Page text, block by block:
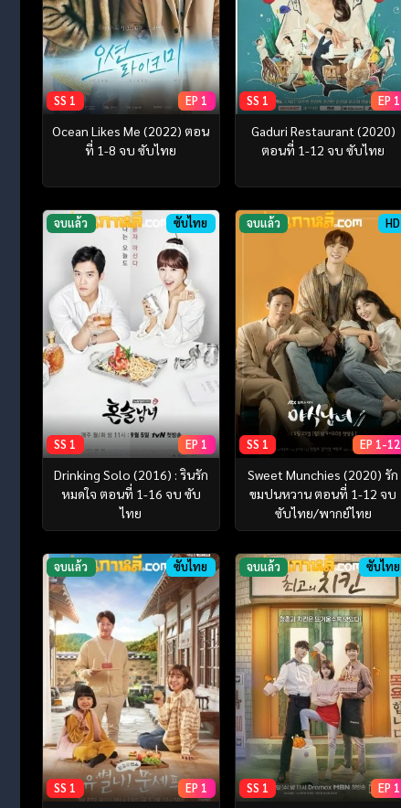
SS 1 EP 1
Ocean Likes Me (2022) ตอน
ที่ 1-8 จบ ซับไทย
SS 1 EP 1
Gaduri Restaurant (2020)
ตอนที่ 1-12 จบ ซับไทย
จบแล้ว ซับไทย
SS 1 EP 1
Drinking Solo (2016) : รินรัก
หมดใจ ตอนที่ 1-16 จบ ซับ
ไทย
จบแล้ว HD
SS 1 EP 1-12
Sweet Munchies (2020) รัก
ขมปนหวาน ตอนที่ 1-12 จบ
ซับไทย/พากย์ไทย
จบแล้ว ซับไทย
SS 1 EP 1
จบแล้ว ซับไทย
SS 1 EP 1